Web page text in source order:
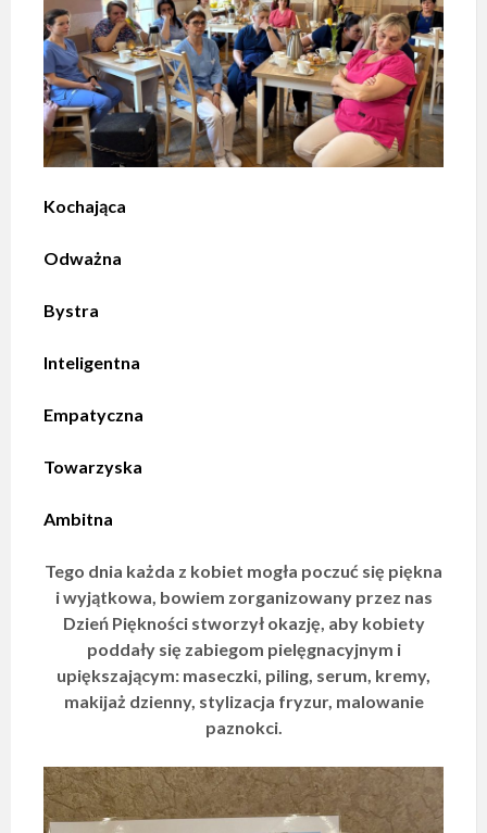
Kochająca
Odważna
Bystra
Inteligentna
Empatyczna
Towarzyska
Ambitna
Tego dnia każda z kobiet mogła poczuć się piękna
i wyjątkowa, bowiem zorganizowany przez nas
Dzień Piękności stworzył okazję, aby kobiety
poddały się zabiegom pielęgnacyjnym i
upiększającym: maseczki, piling, serum, kremy,
makijaż dzienny, stylizacja fryzur, malowanie
paznokci.